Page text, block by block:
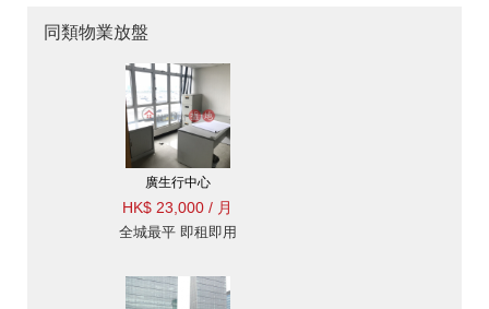
同類物業放盤
廣生行中心
HK$ 23,000 / 月
全城最平 即租即用